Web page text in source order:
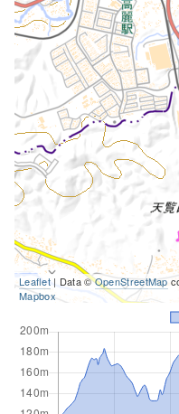
Leaflet| Data ©OpenStreetMap
Mapbox